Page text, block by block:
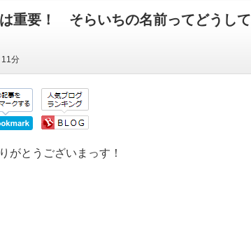
重要！ そらいちの名前ってどうし
11分
がとうございまっす！